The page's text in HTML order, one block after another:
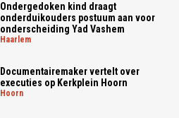
Ondergedoken kind draagt
onderduikouders postuum aan voor
onderscheiding Yad Vashem
haarlem
Documentairemaker vertelt over
executies op Kerkplein Hoorn
hoorn